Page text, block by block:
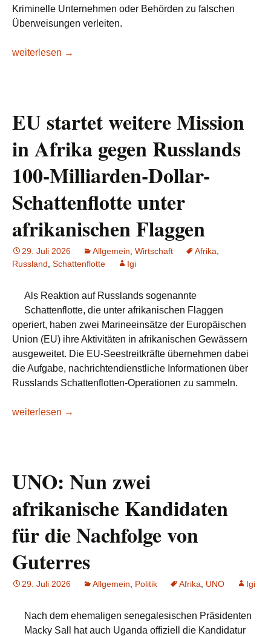
Kriminelle Unternehmen oder Behörden zu falschen
Überweisungen verleiten.
Afrika entwickelt sich zur Drehscheibe für betrügerische
weiterlesen →
EU startet weitere Mission
in Afrika gegen Russlands
100-Milliarden-Dollar-
Schattenflotte unter
afrikanischen Flaggen
29. Juli 2026 Allgemein Wirtschaft Afrika
Russland Schattenflotte Igi
Als Reaktion auf Russlands sogenannte
Schattenflotte, die unter afrikanischen Flaggen
operiert, haben zwei Marineeinsätze der Europäischen
Union (EU) ihre Aktivitäten in afrikanischen Gewässern
ausgeweitet. Die EU-Seestreitkräfte übernehmen dabei
die Aufgabe, nachrichtendienstliche Informationen über
Russlands Schattenflotten-Operationen zu sammeln.
EU startet weitere Mission in Afrika gegen Russlands 100-
weiterlesen →
UNO: Nun zwei
afrikanische Kandidaten
für die Nachfolge von
Guterres
29. Juli 2026 Allgemein Politik Afrika UNO Igi
Nach dem ehemaligen senegalesischen Präsidenten
Macky Sall hat auch Uganda offiziell die Kandidatur